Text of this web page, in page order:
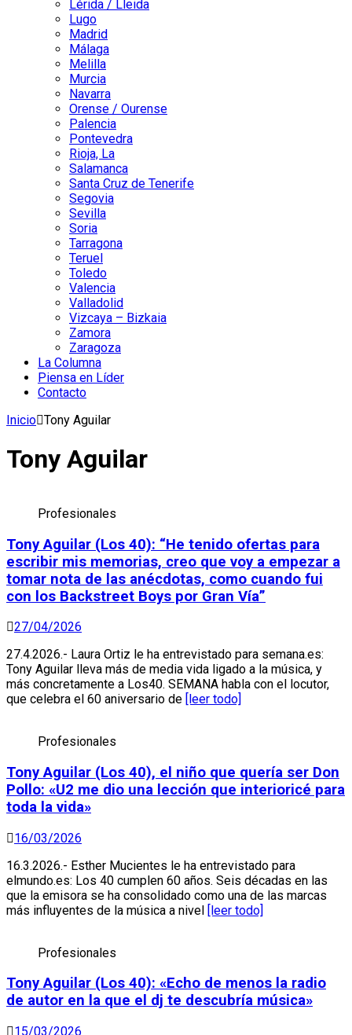
Lérida / Lleida
Lugo
Madrid
Málaga
Melilla
Murcia
Navarra
Orense / Ourense
Palencia
Pontevedra
Rioja, La
Salamanca
Santa Cruz de Tenerife
Segovia
Sevilla
Soria
Tarragona
Teruel
Toledo
Valencia
Valladolid
Vizcaya – Bizkaia
Zamora
Zaragoza
La Columna
Piensa en Líder
Contacto
Inicio Tony Aguilar
Tony Aguilar
Profesionales
Tony Aguilar (Los 40): “He tenido ofertas para
escribir mis memorias, creo que voy a empezar a
tomar nota de las anécdotas, como cuando fui
con los Backstreet Boys por Gran Vía”
27/04/2026
27.4.2026.- Laura Ortiz le ha entrevistado para semana.es:
Tony Aguilar lleva más de media vida ligado a la música, y
más concretamente a Los40. SEMANA habla con el locutor,
que celebra el 60 aniversario de
[leer todo]
Profesionales
Tony Aguilar (Los 40), el niño que quería ser Don
Pollo: «U2 me dio una lección que interioricé para
toda la vida»
16/03/2026
16.3.2026.- Esther Mucientes le ha entrevistado para
elmundo.es: Los 40 cumplen 60 años. Seis décadas en las
que la emisora se ha consolidado como una de las marcas
más influyentes de la música a nivel [leer todo]
Profesionales
Tony Aguilar (Los 40): «Echo de menos la radio
de autor en la que el dj te descubría música»
15/03/2026